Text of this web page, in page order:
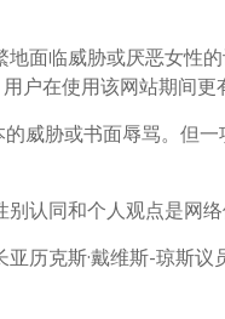
面临威胁或厌恶女性
户在使用该网站期间更
威胁或书面辱骂。但
认同和个人观点是网络
历克斯·戴维斯-琼斯